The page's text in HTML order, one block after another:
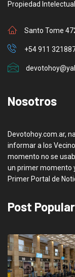
Propiedad
Santo Tome
+54 911
Nosotros
Devotohoy.com.ar,
informar a los
momento no se
un primer momento
Primer Portal de
Post